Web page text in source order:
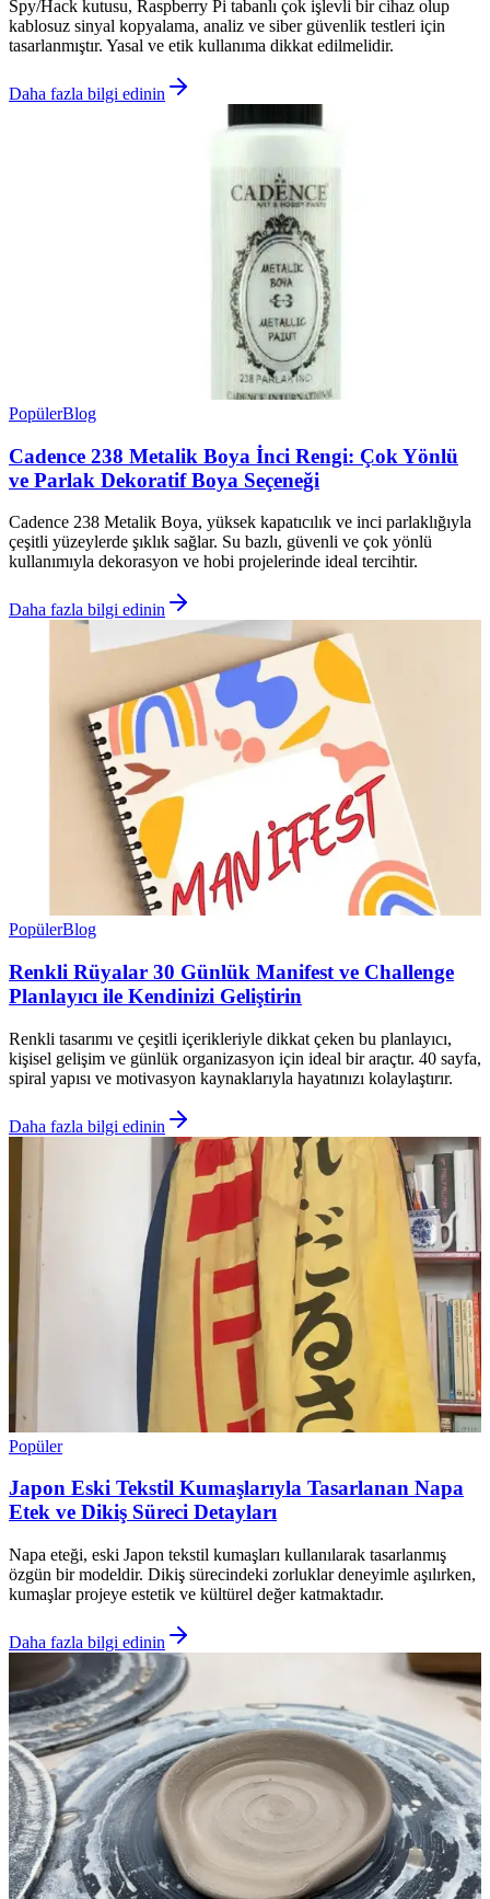
Spy/Hack kutusu, Raspberry Pi tabanlı çok işlevli bir cihaz olup
kablosuz sinyal kopyalama, analiz ve siber güvenlik testleri için
tasarlanmıştır. Yasal ve etik kullanıma dikkat edilmelidir.
Daha fazla bilgi edinin
PopülerBlog
Cadence 238 Metalik Boya İnci Rengi: Çok Yönlü
ve Parlak Dekoratif Boya Seçeneği
Cadence 238 Metalik Boya, yüksek kapatıcılık ve inci parlaklığıyla
çeşitli yüzeylerde şıklık sağlar. Su bazlı, güvenli ve çok yönlü
kullanımıyla dekorasyon ve hobi projelerinde ideal tercihtir.
Daha fazla bilgi edinin
PopülerBlog
Renkli Rüyalar 30 Günlük Manifest ve Challenge
Planlayıcı ile Kendinizi Geliştirin
Renkli tasarımı ve çeşitli içerikleriyle dikkat çeken bu planlayıcı,
kişisel gelişim ve günlük organizasyon için ideal bir araçtır. 40 sayfa,
spiral yapısı ve motivasyon kaynaklarıyla hayatınızı kolaylaştırır.
Daha fazla bilgi edinin
Popüler
Japon Eski Tekstil Kumaşlarıyla Tasarlanan Napa
Etek ve Dikiş Süreci Detayları
Napa eteği, eski Japon tekstil kumaşları kullanılarak tasarlanmış
özgün bir modeldir. Dikiş sürecindeki zorluklar deneyimle aşılırken,
kumaşlar projeye estetik ve kültürel değer katmaktadır.
Daha fazla bilgi edinin